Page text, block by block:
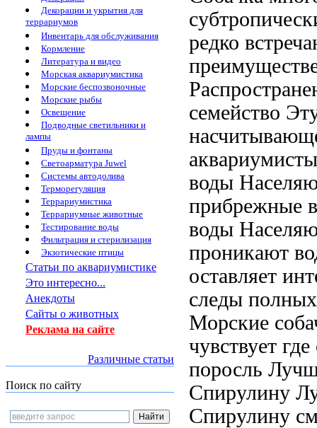
Декорации и укрытия для
террариумов
Инвентарь для обслуживания
Кормление
Литература и видео
Морская аквариумистика
Морские беспозвоночные
Морские рыбы
Освещение
Подводные светильники и
лампы
Пруды и фонтаны
Светоарматура Juwel
Системы автодолива
Терморегуляция
Террариумистика
Террариумные животные
Тестирование воды
Фильтрация и стерилизация
Экзотические птицы
Статьи по аквариумистике
Это интересно...
Анекдоты
Сайты о животных
Реклама на сайте
Различные статьи
Поиск по сайту
редко
семейство
воды
прибрежные
воды
проникают
оставляет
следы
Морские
чувствует
поросль
Спирулину
Спирулину